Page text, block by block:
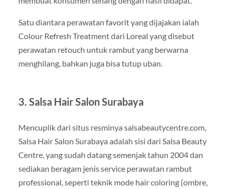
Satu diantara perawatan favorit yang dijajakan ialah
Colour Refresh Treatment dari Loreal yang disebut
perawatan retouch untuk rambut yang berwarna
menghilang, bahkan juga bisa tutup uban.
3. Salsa Hair Salon Surabaya
Mencuplik dari situs resminya salsabeautycentre.com,
Salsa Hair Salon Surabaya adalah sisi dari Salsa Beauty
Centre, yang sudah datang semenjak tahun 2004 dan
sediakan beragam jenis service perawatan rambut
professional, seperti teknik mode hair coloring (ombre,